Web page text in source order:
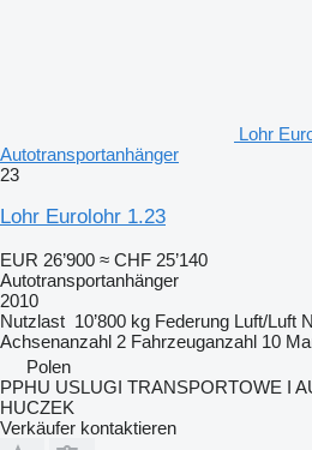
Lohr
Autotransportanhänger
23
Lohr Eurolohr 1.23
EUR 26’900 ≈ CHF 25’140
Autotransportanhänger
2010
Nutzlast 10’800 kg Federung Luft/Luft
Achsenanzahl 2 Fahrzeuganzahl 10
Polen
PPHU USLUGI TRANSPORTOWE I
HUCZEK
Verkäufer kontaktieren